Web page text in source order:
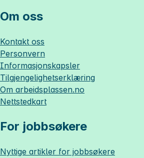
Om oss
Kontakt oss
Personvern
Informasjonskapsler
Tilgjengelighetserklæring
Om arbeidsplassen.no
Nettstedkart
For jobbsøkere
Nyttige artikler for jobbsøkere